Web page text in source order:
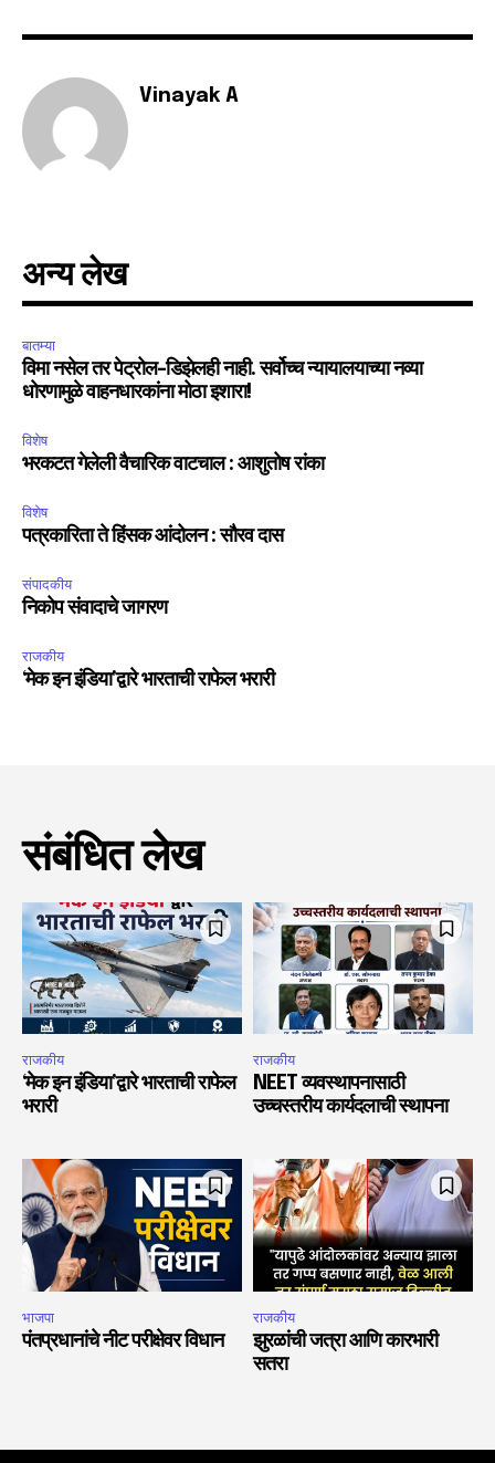
Join our community of
conversation.
or click the subscribe button below. Don't worry, we respect
your privacy and won't spam your inbox. Your information is
I've read and accept the Privacy Policy
Fans Followers
Vinayak A
अन्य लेख
बातम्या
विमा नसेल तर पेट्रोल-डिझेलही नाही. सर्वोच्च न्यायालयाच्या नव्या
धोरणामुळे वाहनधारकांना मोठा इशारा!
विशेष
भरकटत गेलेली वैचारिक वाटचाल : आशुतोष रांका
विशेष
पत्रकारिता ते हिंसक आंदोलन : सौरव दास
संपादकीय
निकोप संवादाचे जागरण
राजकीय
‘मेक इन इंडिया’द्वारे भारताची राफेल भरारी
संबंधित लेख
राजकीय
‘मेक इन इंडिया’द्वारे भारताची राफेल
भरारी
राजकीय
NEET व्यवस्थापनासाठी
उच्चस्तरीय कार्यदलाची स्थापना
भाजपा
पंतप्रधानांचे नीट परीक्षेवर विधान
राजकीय
झुरळांची जत्रा आणि कारभारी
सतरा